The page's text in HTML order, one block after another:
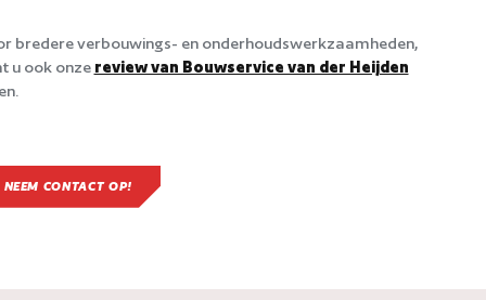
bredere verbouwings- en onderhoudswerkzaamheden,
u ook onze review van Bouwservice van der Heijden
NEEM CONTACT OP!